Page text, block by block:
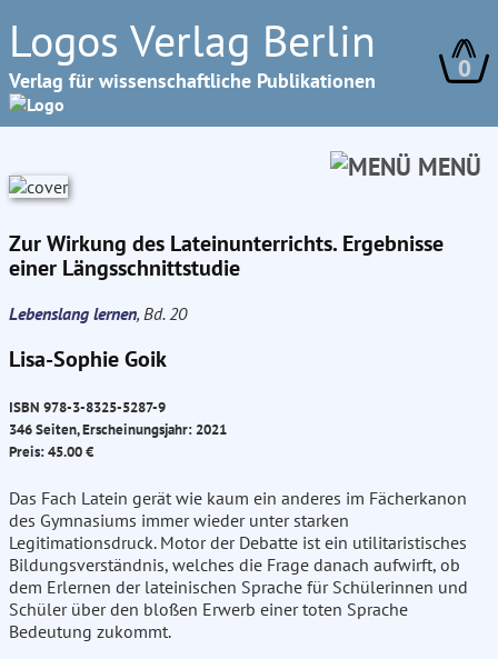
Logos Verlag Berlin
Verlag für wissenschaftliche Publikationen 0
MENÜ
Zur Wirkung des Lateinunterrichts. Ergebnisse
einer Längsschnittstudie
Lebenslang lernen, Bd. 20
Lisa-Sophie Goik
ISBN 978-3-8325-5287-9
346 Seiten, Erscheinungsjahr: 2021
Preis: 45.00 €
Das Fach Latein gerät wie kaum ein anderes im Fächerkanon
des Gymnasiums immer wieder unter starken
Legitimationsdruck. Motor der Debatte ist ein utilitaristisches
Bildungsverständnis, welches die Frage danach aufwirft, ob
dem Erlernen der lateinischen Sprache für Schülerinnen und
Schüler über den bloßen Erwerb einer toten Sprache
Bedeutung zukommt.